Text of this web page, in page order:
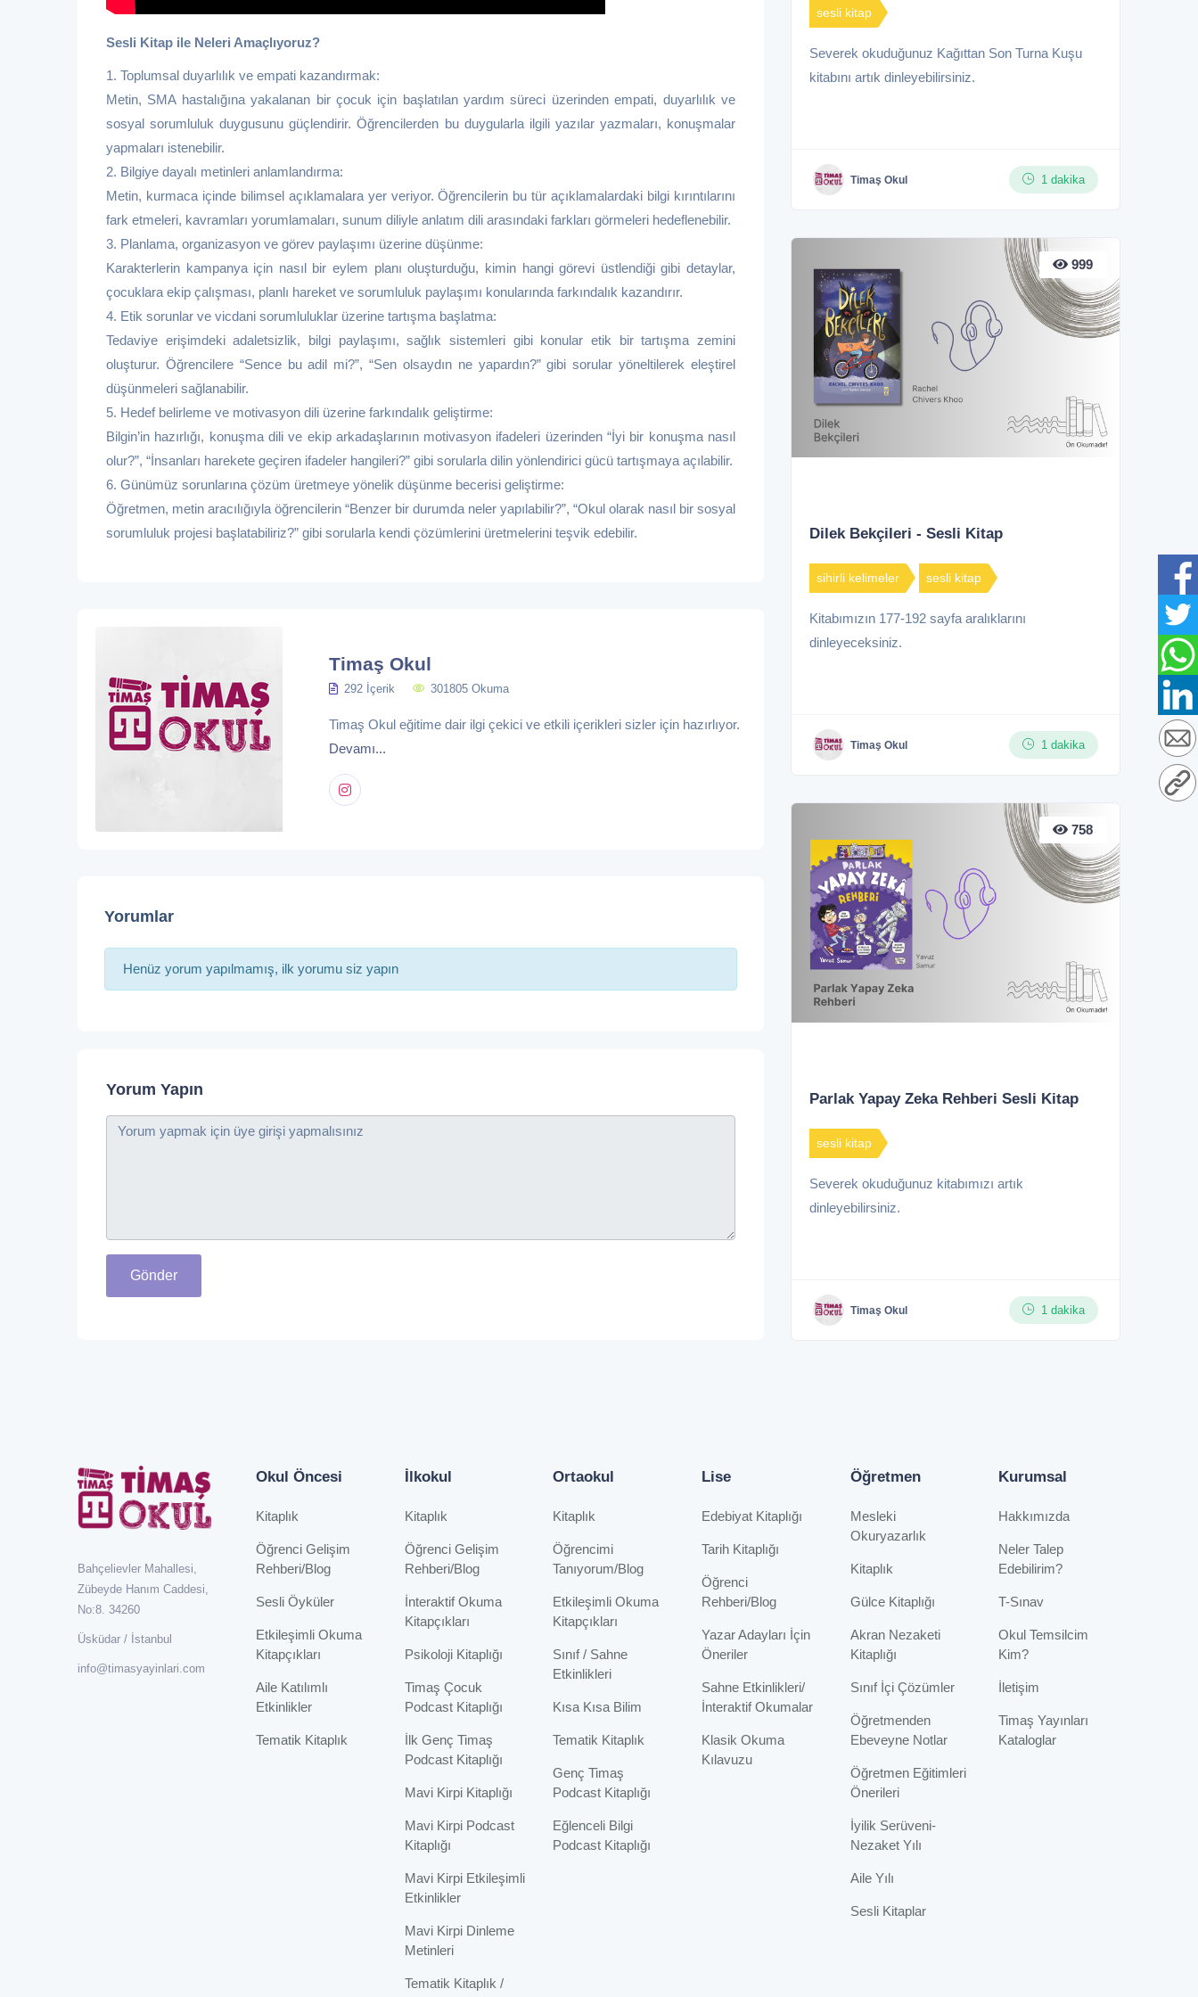
Sesli Kitap ile Neleri Amaçlıyoruz?
1. Toplumsal duyarlılık ve empati kazandırmak:
Metin, SMA hastalığına yakalanan bir çocuk için başlatılan yardım süreci üzerinden empati, duyarlılık ve
sosyal sorumluluk duygusunu güçlendirir. Öğrencilerden bu duygularla ilgili yazılar yazmaları, konuşmalar
yapmaları istenebilir.
2. Bilgiye dayalı metinleri anlamlandırma:
Metin, kurmaca içinde bilimsel açıklamalara yer veriyor. Öğrencilerin bu tür açıklamalardaki bilgi kırıntılarını
fark etmeleri, kavramları yorumlamaları, sunum diliyle anlatım dili arasındaki farkları görmeleri hedeflenebilir.
3. Planlama, organizasyon ve görev paylaşımı üzerine düşünme:
Karakterlerin kampanya için nasıl bir eylem planı oluşturduğu, kimin hangi görevi üstlendiği gibi detaylar,
çocuklara ekip çalışması, planlı hareket ve sorumluluk paylaşımı konularında farkındalık kazandırır.
4. Etik sorunlar ve vicdani sorumluluklar üzerine tartışma başlatma:
Tedaviye erişimdeki adaletsizlik, bilgi paylaşımı, sağlık sistemleri gibi konular etik bir tartışma zemini
oluşturur. Öğrencilere “Sence bu adil mi?”, “Sen olsaydın ne yapardın?” gibi sorular yöneltilerek eleştirel
düşünmeleri sağlanabilir.
5. Hedef belirleme ve motivasyon dili üzerine farkındalık geliştirme:
Bilgin’in hazırlığı, konuşma dili ve ekip arkadaşlarının motivasyon ifadeleri üzerinden “İyi bir konuşma nasıl
olur?”, “İnsanları harekete geçiren ifadeler hangileri?” gibi sorularla dilin yönlendirici gücü tartışmaya açılabilir.
6. Günümüz sorunlarına çözüm üretmeye yönelik düşünme becerisi geliştirme:
Öğretmen, metin aracılığıyla öğrencilerin “Benzer bir durumda neler yapılabilir?”, “Okul olarak nasıl bir sosyal
sorumluluk projesi başlatabiliriz?” gibi sorularla kendi çözümlerini üretmelerini teşvik edebilir.
Timaş Okul
292 İçerik 301805 Okuma
Timaş Okul eğitime dair ilgi çekici ve etkili içerikleri sizler için hazırlıyor.
Devamı...
Yorumlar
Henüz yorum yapılmamış, ilk yorumu siz yapın
Yorum Yapın
Gönder
sesli kitap
Severek okuduğunuz Kağıttan Son Turna Kuşu
kitabını artık dinleyebilirsiniz.
Timaş Okul 1 dakika
999
Dilek Bekçileri - Sesli Kitap
sihirli kelimeler sesli kitap
Kitabımızın 177-192 sayfa aralıklarını
dinleyeceksiniz.
Timaş Okul 1 dakika
758
Parlak Yapay Zeka Rehberi Sesli Kitap
sesli kitap
Severek okuduğunuz kitabımızı artık
dinleyebilirsiniz.
Timaş Okul 1 dakika
Bahçelievler Mahallesi,
Zübeyde Hanım Caddesi,
No:8. 34260
Üsküdar / İstanbul
info@timasyayinlari.com
Okul Öncesi
Kitaplık
Öğrenci Gelişim
Rehberi/Blog
Sesli Öyküler
Etkileşimli Okuma
Kitapçıkları
Aile Katılımlı
Etkinlikler
Tematik Kitaplık
İlkokul
Kitaplık
Öğrenci Gelişim
Rehberi/Blog
İnteraktif Okuma
Kitapçıkları
Psikoloji Kitaplığı
Timaş Çocuk
Podcast Kitaplığı
İlk Genç Timaş
Podcast Kitaplığı
Mavi Kirpi Kitaplığı
Mavi Kirpi Podcast
Kitaplığı
Mavi Kirpi Etkileşimli
Etkinlikler
Mavi Kirpi Dinleme
Metinleri
Tematik Kitaplık /
Ortaokul
Kitaplık
Öğrencimi
Tanıyorum/Blog
Etkileşimli Okuma
Kitapçıkları
Sınıf / Sahne
Etkinlikleri
Kısa Kısa Bilim
Tematik Kitaplık
Genç Timaş
Podcast Kitaplığı
Eğlenceli Bilgi
Podcast Kitaplığı
Lise
Edebiyat Kitaplığı
Tarih Kitaplığı
Öğrenci
Rehberi/Blog
Yazar Adayları İçin
Öneriler
Sahne Etkinlikleri/
İnteraktif Okumalar
Klasik Okuma
Kılavuzu
Öğretmen
Mesleki
Okuryazarlık
Kitaplık
Gülce Kitaplığı
Akran Nezaketi
Kitaplığı
Sınıf İçi Çözümler
Öğretmenden
Ebeveyne Notlar
Öğretmen Eğitimleri
Önerileri
İyilik Serüveni-
Nezaket Yılı
Aile Yılı
Sesli Kitaplar
Kurumsal
Hakkımızda
Neler Talep
Edebilirim?
T-Sınav
Okul Temsilcim
Kim?
İletişim
Timaş Yayınları
Kataloglar